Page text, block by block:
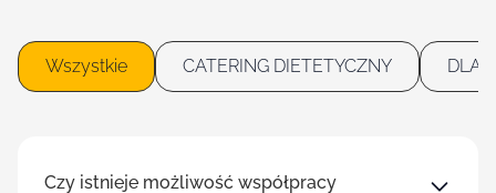
Wszystkie CATERING DIETETYCZNY DLA
Czy istnieje możliwość współpracy